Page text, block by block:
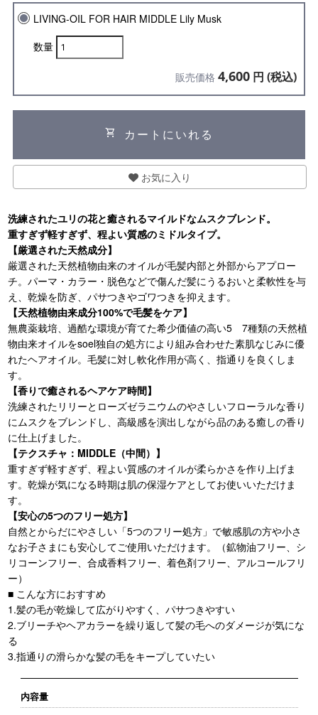
LIVING-OIL FOR HAIR MIDDLE Lily Musk
数量
販売価格 4,600 円 (税込)
shopping_cart カートにいれる
お気に入り
洗練されたユリの花と癒されるマイルドなムスクブレンド。
重すぎず軽すぎず、程よい質感のミドルタイプ。
【厳選された天然成分】
厳選された天然植物由来のオイルが毛髪内部と外部からアプロー
チ。パーマ・カラー・脱色などで傷んだ髪にうるおいと柔軟性を与
え、乾燥を防ぎ、パサつきやゴワつきを抑えます。
【天然植物由来成分100%で毛髪をケア】
無農薬栽培、過酷な環境が育てた希少価値の高い5 7種類の天然植
物由来オイルをsoel独自の処方により組み合わせた素肌なじみに優
れたヘアオイル。毛髪に対し軟化作用が高く、指通りを良くしま
す。
【香りで癒されるヘアケア時間】
洗練されたリリーとローズゼラニウムのやさしいフローラルな香り
にムスクをブレンドし、高級感を演出しながら品のある癒しの香り
に仕上げました。
【テクスチャ：MIDDLE（中間）】
重すぎず軽すぎず、程よい質感のオイルが柔らかさを作り上げま
す。乾燥が気になる時期は肌の保湿ケアとしてお使いいただけま
す。
【安心の5つのフリー処方】
自然とからだにやさしい「5つのフリー処方」で敏感肌の方や小さ
なお子さまにも安心してご使用いただけます。（鉱物油フリー、シ
リコーンフリー、合成香料フリー、着色剤フリー、アルコールフリ
ー）
■ こんな方におすすめ
1.髪の毛が乾燥して広がりやすく、パサつきやすい
2.ブリーチやヘアカラーを繰り返して髪の毛へのダメージが気にな
る
3.指通りの滑らかな髪の毛をキープしていたい
内容量